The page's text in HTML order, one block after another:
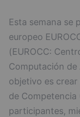
Esta semana se
europeo
(EUROCC:
Computación de
objetivo es
de Competencia
participantes,